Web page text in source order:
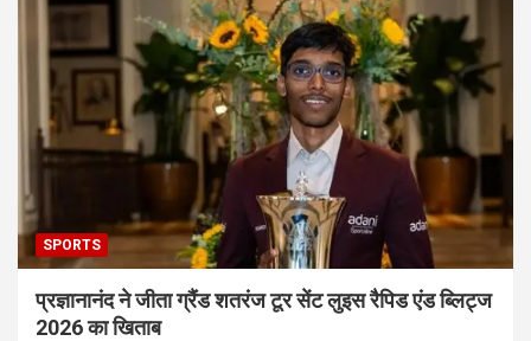
SPORTS
प्रज्ञानानंद ने जीता ग्रैंड शतरंज टूर सेंट लुइस रैपिड एंड ब्लिट्ज
2026 का खिताब